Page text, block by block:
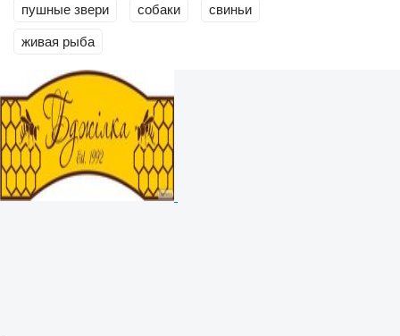
пушные звери собаки свиньи
живая рыба